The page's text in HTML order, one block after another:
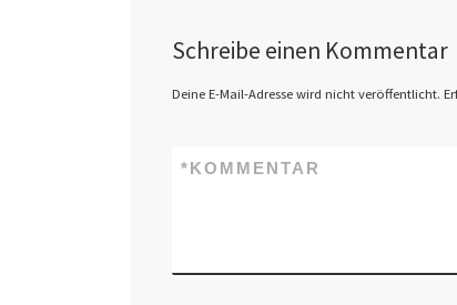
Schreibe einen Kommentar
Deine E-Mail-Adresse wird nicht veröffentlicht.
KOMMENTAR
*